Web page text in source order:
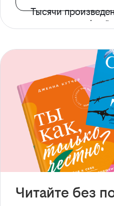
Тысячи
с доступом офлайн
Читайте без